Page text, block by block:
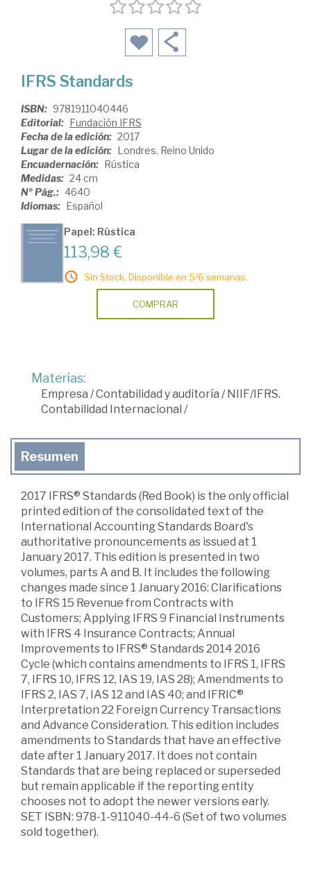
IFRS Standards
ISBN: 9781911040446
Editorial: Fundación IFRS
Fecha de la edición: 2017
Lugar de la edición: Londres. Reino Unido
Encuadernación: Rústica
Medidas: 24 cm
Nº Pág.: 4640
Idiomas: Español
Papel: Rústica
113,98 €
Sin Stock. Disponible en 5/6 semanas.
COMPRAR
Materias:
Empresa /Contabilidad y auditoría / NIIF/IFRS.
Contabilidad Internacional /
Resumen
2017 IFRS® Standards (Red Book) is the only official
printed edition of the consolidated text of the
International Accounting Standards Board's
authoritative pronouncements as issued at 1
January 2017. This edition is presented in two
volumes, parts A and B. It includes the following
changes made since 1 January 2016: Clarifications
to IFRS 15 Revenue from Contracts with
Customers; Applying IFRS 9 Financial Instruments
with IFRS 4 Insurance Contracts; Annual
Improvements to IFRS® Standards 2014 2016
Cycle (which contains amendments to IFRS 1, IFRS
7, IFRS 10, IFRS 12, IAS 19, IAS 28); Amendments to
IFRS 2, IAS 7, IAS 12 and IAS 40; and IFRIC®
Interpretation 22 Foreign Currency Transactions
and Advance Consideration. This edition includes
amendments to Standards that have an effective
date after 1 January 2017. It does not contain
Standards that are being replaced or superseded
but remain applicable if the reporting entity
chooses not to adopt the newer versions early.
SET ISBN: 978-1-911040-44-6 (Set of two volumes
sold together).